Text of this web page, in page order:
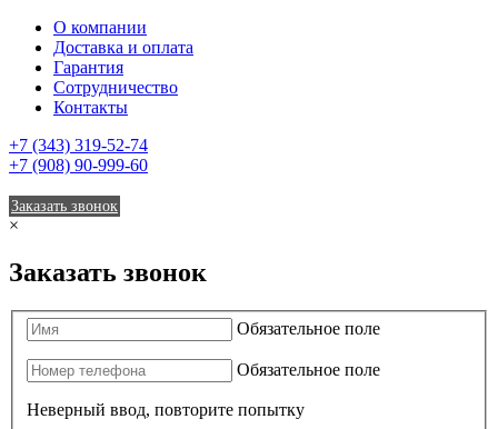
О компании
Доставка и оплата
Гарантия
Сотрудничество
Контакты
+7 (343) 319-52-74
+7 (908) 90-999-60
Заказать звонок
×
Заказать звонок
Обязательное поле
Обязательное поле
Неверный ввод, повторите попытку